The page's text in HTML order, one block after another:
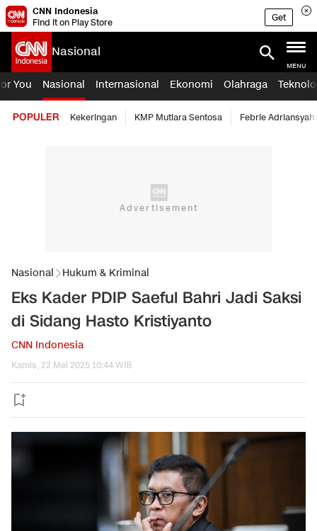
CNN Indonesia
Find it on Play Store
Get
Nasional
MENU
You Nasional Internasional Ekonomi Olahraga
POPULER Kekeringan KMP Mutiara Sentosa Febrie Adriansyah
Nasional Hukum & Kriminal
Eks Kader PDIP Saeful Bahri Jadi Saksi
di Sidang Hasto Kristiyanto
CNN Indonesia
Kamis, 22 Mei 2025 10:44 WIB